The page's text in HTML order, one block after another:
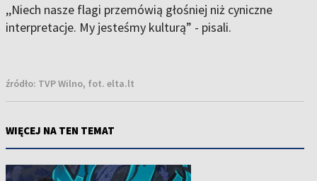
,,Niech nasze flagi przemówią głośniej niż cyniczne
interpretacje. My jesteśmy kulturą” - pisali.
źródło: TVP Wilno, fot. elta.lt
WIĘCEJ NA TEN TEMAT